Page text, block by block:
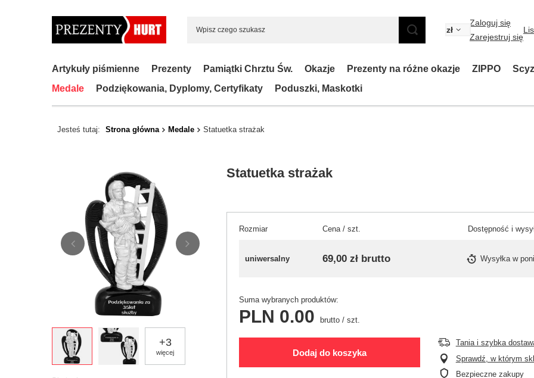
zł
Zaloguj się
Zarejestruj się
Artykuły piśmienne Prezenty Pamiątki Chrztu Św. Okazje Prezenty na różne okazje ZIPPO
Medale
Podziękowania, Dyplomy, Certyfikaty Poduszki, Maskotki
Jesteś tutaj: Strona główna Medale Statuetka strażak
+3
więcej
Statuetka strażak
Rozmiar Cena / szt. Dostępność i
uniwersalny 69,00 złbrutto Wysyłka w
Suma wybranych produktów:
PLN 0.00 brutto/ szt.
Dodaj do koszyka
Tania i szybka
Sprawdź, w którym
Bezpieczne zakupy